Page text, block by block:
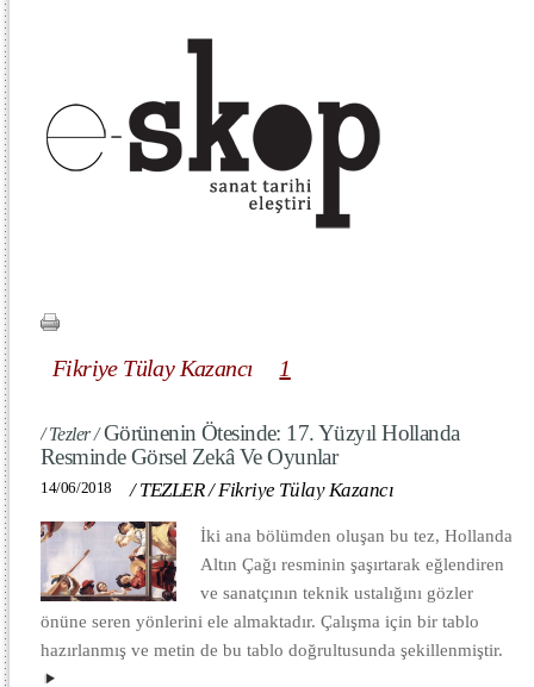
Fikriye Tülay Kazancı 1
/ Tezler /Görünenin Ötesinde: 17. Yüzyıl Hollanda
Resminde Görsel Zekâ Ve Oyunlar
14/06/2018 /TEZLER /Fikriye Tülay Kazancı
İki ana bölümden oluşan bu tez, Hollanda
Altın Çağı resminin şaşırtarak eğlendiren
ve sanatçının teknik ustalığını gözler
önüne seren yönlerini ele almaktadır. Çalışma için bir tablo
hazırlanmış ve metin de bu tablo doğrultusunda şekillenmiştir.